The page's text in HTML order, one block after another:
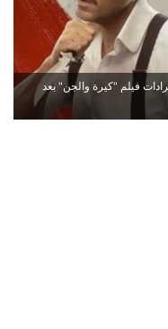
فيلم "كيرة والجن" بعد